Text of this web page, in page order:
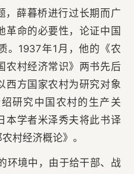
，薛暮桥进行过长期而广
革命的必要性，论证中国
。1937年1月，他的《农
农村经济常识》两书先后
西方国家农村为研究对象
研究中国农村的生产关
本学者米泽秀夫将此书译
村经济概论》。
环境中，由于给干部、战